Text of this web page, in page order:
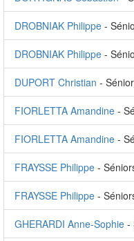
DROBNIAK Philippe -
DROBNIAK Philippe -
DUPORT Christian -
FIORLETTA Amandine -
FIORLETTA Amandine -
FRAYSSE Philippe -
FRAYSSE Philippe -
GHERARDI Anne-Sophie -